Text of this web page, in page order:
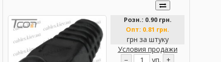
Розн.: 0.90 грн.
Опт: 0.81 грн.
грн за штуку
Условия продажи
−
уп. +